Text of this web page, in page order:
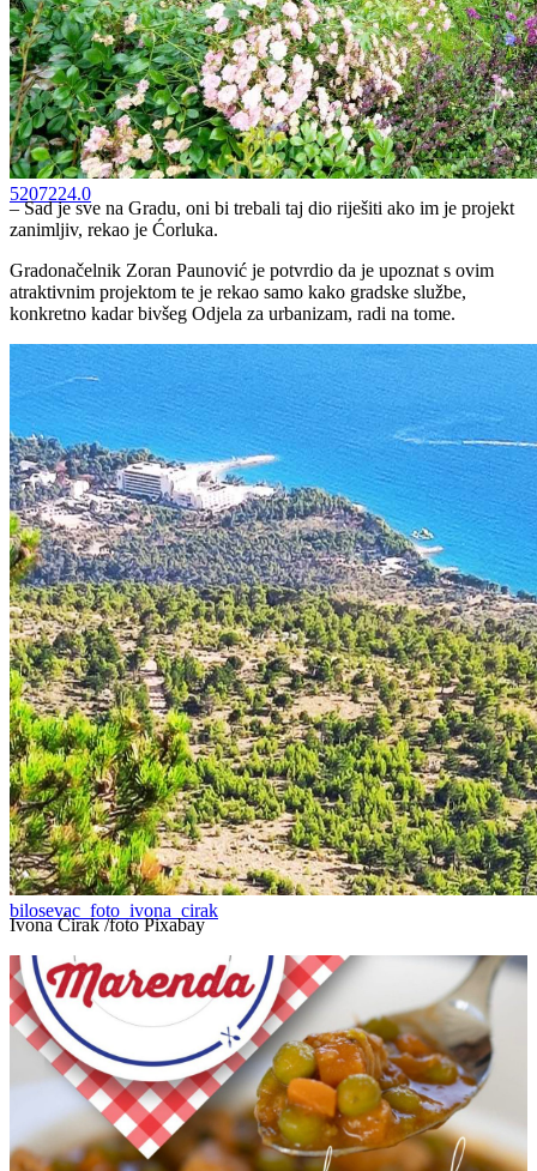
5207224.0
– Sad je sve na Gradu, oni bi trebali taj dio riješiti ako im je projekt
zanimljiv, rekao je Ćorluka.
Gradonačelnik Zoran Paunović je potvrdio da je upoznat s ovim
atraktivnim projektom te je rekao samo kako gradske službe,
konkretno kadar bivšeg Odjela za urbanizam, radi na tome.
bilosevac_foto_ivona_cirak
Ivona Ćirak /foto Pixabay